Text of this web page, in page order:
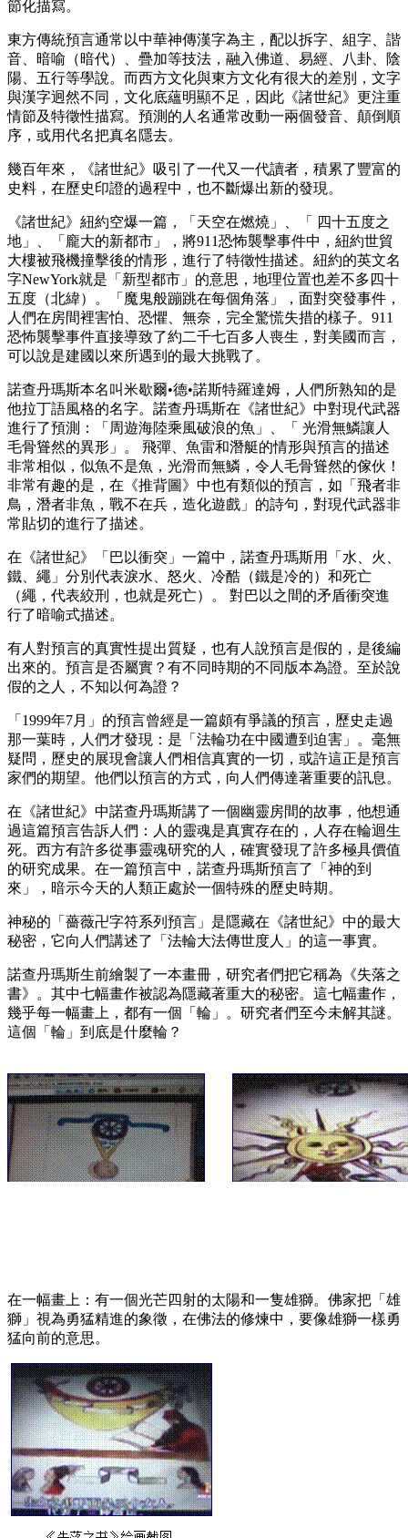
節化描寫。
東方傳統預言通常以中華神傳漢字為主，配以拆字、組字、諧
音、暗喻（暗代）、疊加等技法，融入佛道、易經、八卦、陰
陽、五行等學說。而西方文化與東方文化有很大的差別，文字
與漢字迥然不同，文化底蘊明顯不足，因此《諸世紀》更注重
情節及特徵性描寫。預測的人名通常改動一兩個發音、顛倒順
序，或用代名把真名隱去。
幾百年來，《諸世紀》吸引了一代又一代讀者，積累了豐富的
史料，在歷史印證的過程中，也不斷爆出新的發現。
《諸世紀》紐約空爆一篇，「天空在燃燒」、「 四十五度之
地」、「龐大的新都市」，將911恐怖襲擊事件中，紐約世貿
大樓被飛機撞擊後的情形，進行了特徵性描述。紐約的英文名
字NewYork就是「新型都市」的意思，地理位置也差不多四十
五度（北緯）。「魔鬼般蹦跳在每個角落」，面對突發事件，
人們在房間裡害怕、恐懼、無奈，完全驚慌失措的樣子。911
恐怖襲擊事件直接導致了約二千七百多人喪生，對美國而言，
可以說是建國以來所遇到的最大挑戰了。
諾查丹瑪斯本名叫米歇爾•德•諾斯特羅達姆，人們所熟知的是
他拉丁語風格的名字。諾查丹瑪斯在《諸世紀》中對現代武器
進行了預測：「周遊海陸乘風破浪的魚」、「 光滑無鱗讓人
毛骨聳然的異形」。 飛彈、魚雷和潛艇的情形與預言的描述
非常相似，似魚不是魚，光滑而無鱗，令人毛骨聳然的傢伙！
非常有趣的是，在《推背圖》中也有類似的預言，如「飛者非
鳥，潛者非魚，戰不在兵，造化遊戲」的詩句，對現代武器非
常貼切的進行了描述。
在《諸世紀》「巴以衝突」一篇中，諾查丹瑪斯用「水、火、
鐵、繩」分別代表淚水、怒火、冷酷（鐵是冷的）和死亡
（繩，代表絞刑，也就是死亡）。 對巴以之間的矛盾衝突進
行了暗喻式描述。
有人對預言的真實性提出質疑，也有人說預言是假的，是後編
出來的。預言是否屬實？有不同時期的不同版本為證。至於說
假的之人，不知以何為證？
「1999年7月」的預言曾經是一篇頗有爭議的預言，歷史走過
那一葉時，人們才發現：是「法輪功在中國遭到迫害」。毫無
疑問，歷史的展現會讓人們相信真實的一切，或許這正是預言
家們的期望。他們以預言的方式，向人們傳達著重要的訊息。
在《諸世紀》中諾查丹瑪斯講了一個幽靈房間的故事，他想通
過這篇預言告訴人們：人的靈魂是真實存在的，人存在輪迴生
死。西方有許多從事靈魂研究的人，確實發現了許多極具價值
的研究成果。在一篇預言中，諾查丹瑪斯預言了「神的到
來」，暗示今天的人類正處於一個特殊的歷史時期。
神秘的「薔薇卍字符系列預言」是隱藏在《諸世紀》中的最大
秘密，它向人們講述了「法輪大法傳世度人」的這一事實。
諾查丹瑪斯生前繪製了一本畫冊，研究者們把它稱為《失落之
書》。其中七幅畫作被認為隱藏著重大的秘密。這七幅畫作，
幾乎每一幅畫上，都有一個「輪」。研究者們至今未解其謎。
這個「輪」到底是什麼輪？
在一幅畫上：有一個光芒四射的太陽和一隻雄獅。佛家把「雄
獅」視為勇猛精進的象徵，在佛法的修煉中，要像雄獅一樣勇
猛向前的意思。